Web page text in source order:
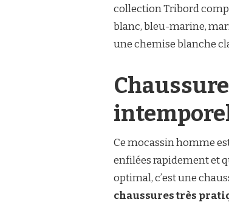
collection Tribord
blanc, bleu-marine,
une chemise blanche
Ce mocassin homme
enfilées rapidement et
optimal, c’est une
chaussures très